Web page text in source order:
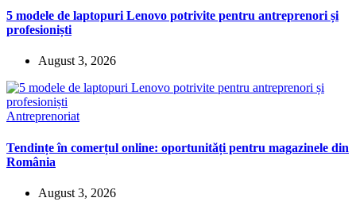
5 modele de laptopuri Lenovo potrivite pentru antreprenori și
profesioniști
August 3, 2026
Antreprenoriat
Tendințe în comerțul online: oportunități pentru magazinele din
România
August 3, 2026